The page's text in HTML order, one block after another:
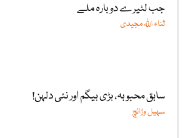
جب لٹیرے دوبارہ ملے
ثناء اللّٰہ مجیدی
سابق محبوبہ، بڑی بیگم اور نئی دلہن!
سہیل وڑائچ